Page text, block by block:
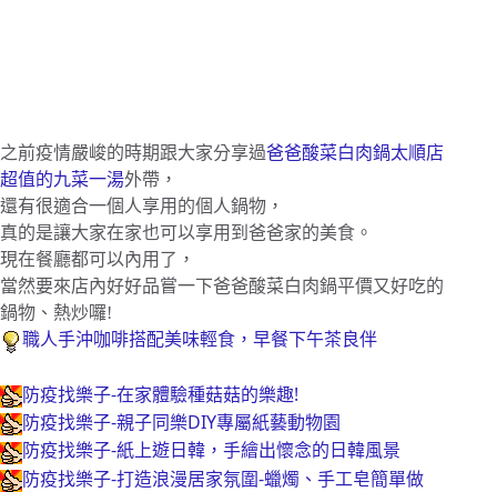
之前疫情嚴峻的時期跟大家分享過爸爸酸菜白肉鍋太順店
超值的九菜一湯外帶，
還有很適合一個人享用的個人鍋物，
真的是讓大家在家也可以享用到爸爸家的美食。
現在餐廳都可以內用了，
當然要來店內好好品嘗一下爸爸酸菜白肉鍋平價又好吃的
鍋物、熱炒囉!
職人手沖咖啡搭配美味輕食，早餐下午茶良伴
防疫找樂子-在家體驗種菇菇的樂趣!
防疫找樂子-親子同樂DIY專屬紙藝動物園
防疫找樂子-紙上遊日韓，手繪出懷念的日韓風景
防疫找樂子-打造浪漫居家氛圍-蠟燭、手工皂簡單做